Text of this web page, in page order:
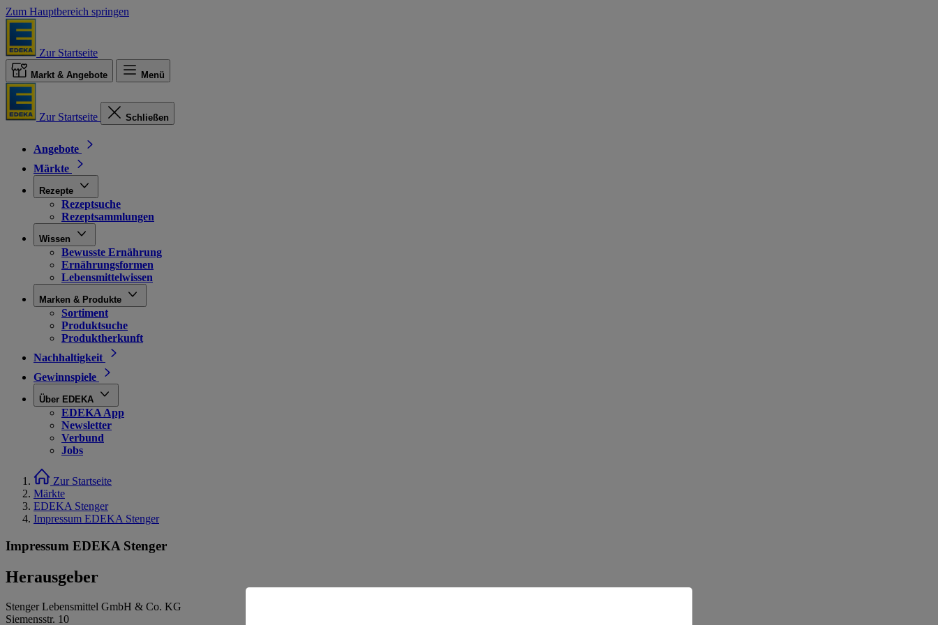
Zum Hauptbereich springen
Zur Startseite
Markt & Angebote Menü
Zur Startseite Schließen
Angebote
Märkte
Rezepte
Rezeptsuche
Rezeptsammlungen
Wissen
Bewusste Ernährung
Ernährungsformen
Lebensmittelwissen
Marken & Produkte
Sortiment
Produktsuche
Produktherkunft
Nachhaltigkeit
Gewinnspiele
Über EDEKA
EDEKA App
Newsletter
Verbund
Jobs
Zur Startseite
Märkte
EDEKA Stenger
Impressum EDEKA Stenger
Impressum EDEKA Stenger
Herausgeber
Stenger Lebensmittel GmbH & Co. KG
Siemensstr. 10